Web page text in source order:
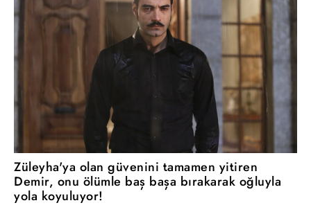
Züleyha'ya olan güvenini tamamen yitiren
Demir, onu ölümle baş başa bırakarak oğluyla
yola koyuluyor!